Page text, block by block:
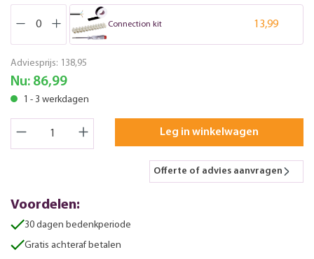
Connection kit 13,99
Adviesprijs: 138,95
Nu: 86,99
1 - 3 werkdagen
Leg in winkelwagen
Offerte of advies aanvragen
Voordelen:
30 dagen bedenkperiode
Gratis achteraf betalen